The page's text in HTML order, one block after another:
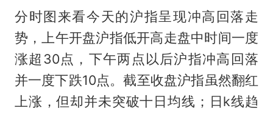
分时图来看今天的沪指呈现冲高回落走
势，上午开盘沪指低开高走盘中时间一度
涨超30点，下午两点以后沪指冲高回落
并一度下跌10点。截至收盘沪指虽然翻红
上涨，但却并未突破十日均线；日k线趋